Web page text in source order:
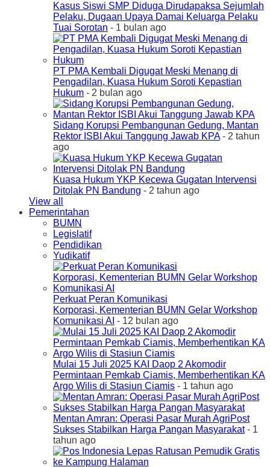
Kasus Siswi SMP Diduga Dirudapaksa Sejumlah
Pelaku, Dugaan Upaya Damai Keluarga Pelaku
Tuai Sorotan - 1 bulan ago
PT PMA Kembali Digugat Meski Menang di
Pengadilan, Kuasa Hukum Soroti Kepastian
Hukum - 2 bulan ago
Sidang Korupsi Pembangunan Gedung, Mantan
Rektor ISBI Akui Tanggung Jawab KPA- 2 tahun
ago
Kuasa Hukum YKP Kecewa Gugatan Intervensi
Ditolak PN Bandung - 2 tahun ago
View all
Pemerintahan
BUMN
Legislatif
Pendidikan
Yudikatif
Perkuat Peran Komunikasi
Korporasi, Kementerian BUMN Gelar Workshop
Komunikasi AI - 12 bulan ago
Mulai 15 Juli 2025 KAI Daop 2 Akomodir
Permintaan Pemkab Ciamis, Memberhentikan KA
Argo Wilis di Stasiun Ciamis - 1 tahun ago
Mentan Amran: Operasi Pasar Murah AgriPost
Sukses Stabilkan Harga Pangan Masyarakat- 1
tahun ago